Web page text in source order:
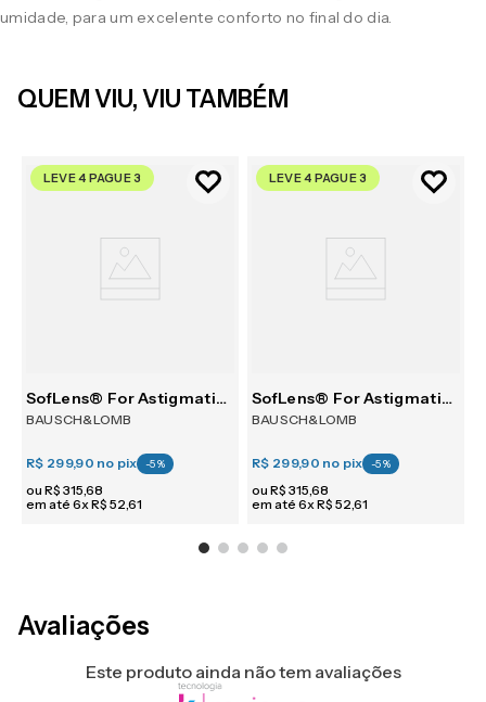
umidade, para um excelente conforto no final do dia.
QUEM VIU, VIU TAMBÉM
LEVE 4 PAGUE 3
SofLens® For Astigmatism 6
BAUSCH&LOMB
R$ 299,90 no pix -5%
ou R$ 315,68
em até 6xR$ 52,61
LEVE 4 PAGUE 3
SofLens® For Astigmatism 6
BAUSCH&LOMB
R$ 299,90 no pix -5%
ou R$ 315,68
em até 6xR$ 52,61
Avaliações
Este produto ainda não tem avaliações